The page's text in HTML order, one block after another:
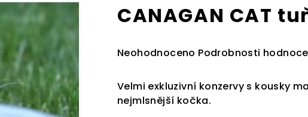
CANAGAN CAT
Průměrné
produktu
0,0
Neohodnoceno Podrobnosti
Velmi exkluzivní konzervy s kousky
nejmlsnější kočka.